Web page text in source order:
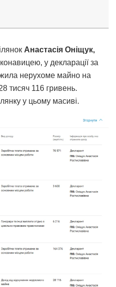
Анастасія Оніщук,
у декларації за
нерухоме майно на
тисяч 116 гривень.
у цьому масиві.